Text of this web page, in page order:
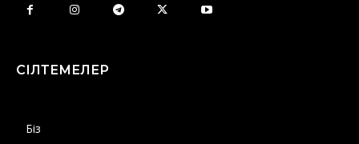
СІЛТЕМЕЛЕР
Біз